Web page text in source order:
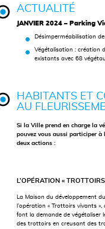
ACTUALITÉ
JANVIER 2024 – Parking
Désimperméabilisation
Végétalisation : création
existants avec 68
HABITANTS ET
AU
Si la Ville prend en charge la
pouvez vous aussi participer à
deux actions :
L’OPÉRATION «
La Maison du développement
l’opération « Trottoirs vivants
font la demande de
des trottoirs en creusant des